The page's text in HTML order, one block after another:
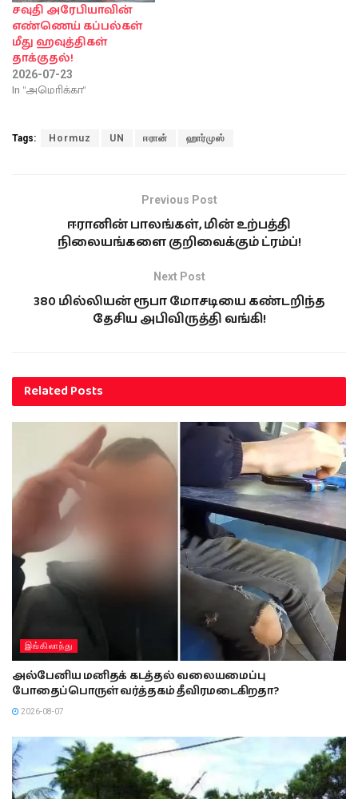
சவுதி அரேபியாவின்
எண்ணெய் கப்பல்கள்
மீது ஹவுத்திகள்
தாக்குதல்!
2026-07-23
In "அமொிக்கா"
Tags: Hormuz UN ஈரான் ஹார்முஸ்
Previous Post
ஈரானின் பாலங்கள், மின் உற்பத்தி
நிலையங்களை குறிவைக்கும் ட்ரம்ப்!
Next Post
380 மில்லியன் ரூபா மோசடியை கண்டறிந்த
தேசிய அபிவிருத்தி வங்கி!
RelatedPosts
இங்கிலாந்து
அல்பேனிய மனிதக் கடத்தல் வலையமைப்பு
போதைப்பொருள் வர்த்தகம் தீவிரமடைகிறதா?
2026-08-07